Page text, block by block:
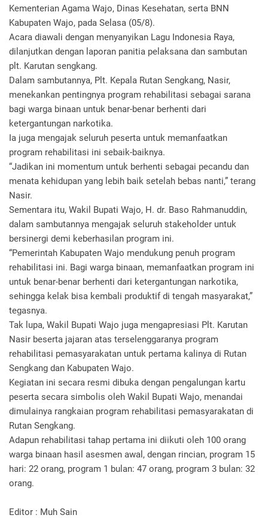
Kementerian Agama Wajo, Dinas Kesehatan, serta BNN
Kabupaten Wajo, pada Selasa (05/8).
Acara diawali dengan menyanyikan Lagu Indonesia Raya,
dilanjutkan dengan laporan panitia pelaksana dan sambutan
plt. Karutan sengkang.
Dalam sambutannya, Plt. Kepala Rutan Sengkang, Nasir,
menekankan pentingnya program rehabilitasi sebagai sarana
bagi warga binaan untuk benar-benar berhenti dari
ketergantungan narkotika.
Ia juga mengajak seluruh peserta untuk memanfaatkan
program rehabilitasi ini sebaik-baiknya.
“Jadikan ini momentum untuk berhenti sebagai pecandu dan
menata kehidupan yang lebih baik setelah bebas nanti,” terang
Nasir.
Sementara itu, Wakil Bupati Wajo, H. dr. Baso Rahmanuddin,
dalam sambutannya mengajak seluruh stakeholder untuk
bersinergi demi keberhasilan program ini.
“Pemerintah Kabupaten Wajo mendukung penuh program
rehabilitasi ini. Bagi warga binaan, memanfaatkan program ini
untuk benar-benar berhenti dari ketergantungan narkotika,
sehingga kelak bisa kembali produktif di tengah masyarakat,”
tegasnya.
Tak lupa, Wakil Bupati Wajo juga mengapresiasi Plt. Karutan
Nasir beserta jajaran atas terselenggaranya program
rehabilitasi pemasyarakatan untuk pertama kalinya di Rutan
Sengkang dan Kabupaten Wajo.
Kegiatan ini secara resmi dibuka dengan pengalungan kartu
peserta secara simbolis oleh Wakil Bupati Wajo, menandai
dimulainya rangkaian program rehabilitasi pemasyarakatan di
Rutan Sengkang.
Adapun rehabilitasi tahap pertama ini diikuti oleh 100 orang
warga binaan hasil asesmen awal, dengan rincian, program 15
hari: 22 orang, program 1 bulan: 47 orang, program 3 bulan: 32
orang.
Editor : Muh Sain